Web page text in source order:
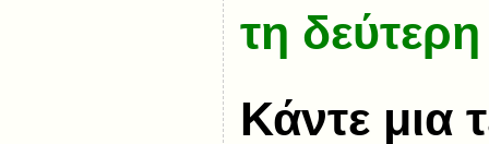
τη
Κάντε μια